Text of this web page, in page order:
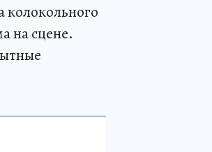
колокольного
на сцене.